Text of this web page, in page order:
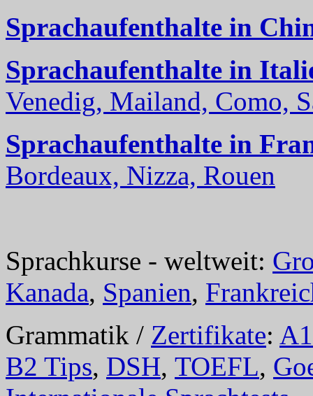
Sprachaufenthalte in
Sprachaufenthalte in
Venedig, Mailand, Como,
Sprachaufenthalte in
Bordeaux, Nizza, Rouen
Sprachkurse - weltweit:
Kanada, Spanien,
Grammatik / Zertifikate: A1
B2 Tips, DSH, TOEFL,